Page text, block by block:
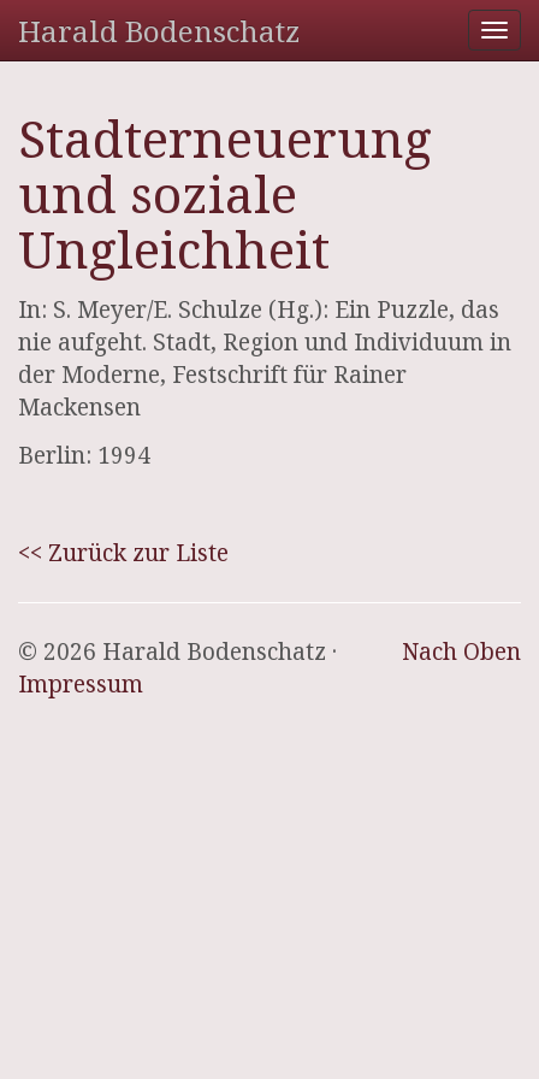
Harald Bodenschatz
Stadterneuerung
und soziale
Ungleichheit
In: S. Meyer/E. Schulze (Hg.): Ein Puzzle, das
nie aufgeht. Stadt, Region und Individuum in
der Moderne, Festschrift für Rainer
Mackensen
Berlin: 1994
<< Zurück zur Liste
Nach Oben
© 2026 Harald Bodenschatz ·
Impressum